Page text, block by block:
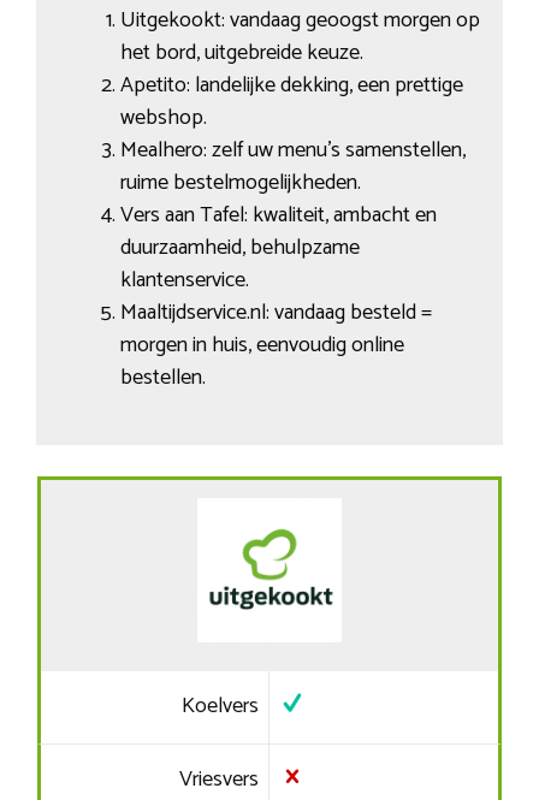
Uitgekookt: vandaag geoogst morgen op
het bord, uitgebreide keuze.
Apetito: landelijke dekking, een prettige
webshop.
Mealhero: zelf uw menu’s samenstellen,
ruime bestelmogelijkheden.
Vers aan Tafel: kwaliteit, ambacht en
duurzaamheid, behulpzame
klantenservice.
Maaltijdservice.nl: vandaag besteld =
morgen in huis, eenvoudig online
bestellen.
Koelvers
Vriesvers